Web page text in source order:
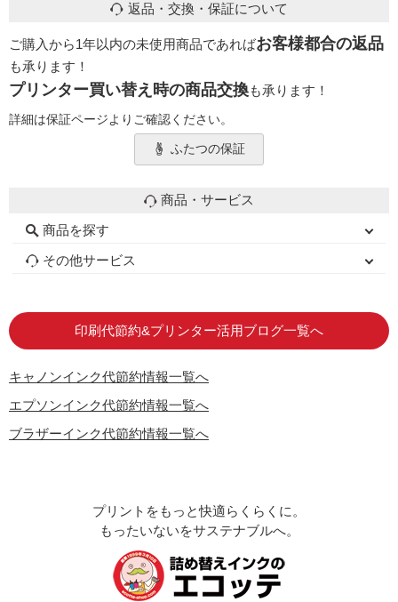
返品・交換・保証について
ご購入から1年以内の未使用商品であればお客様都合の返品
も承ります！
プリンター買い替え時の商品交換も承ります！
詳細は保証ページよりご確認ください。
ふたつの保証
商品・サービス
商品を探す
初心者用セット
キャノンインク
エプソンインク
ブラザーインク
詰め替えインク
互換インクボトル
互換インクカートリッジ
再生インクカートリッジ
トナーカートリッジ
その他サービス
印刷代節約&プリンター活用ブログ一覧へ
キャノンインク代節約情報一覧へ
エプソンインク代節約情報一覧へ
ブラザーインク代節約情報一覧へ
プリントをもっと快適らくらくに。
もったいないをサステナブルへ。